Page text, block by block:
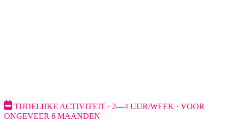
TIJDELIJKE ACTIVITEIT · 2—4 UUR/WEEK · VOOR
ONGEVEER 6 MAANDEN